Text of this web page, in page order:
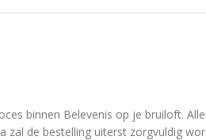
binnen Belevenis op je bruiloft.
zal de bestelling uiterst zorgvuldig